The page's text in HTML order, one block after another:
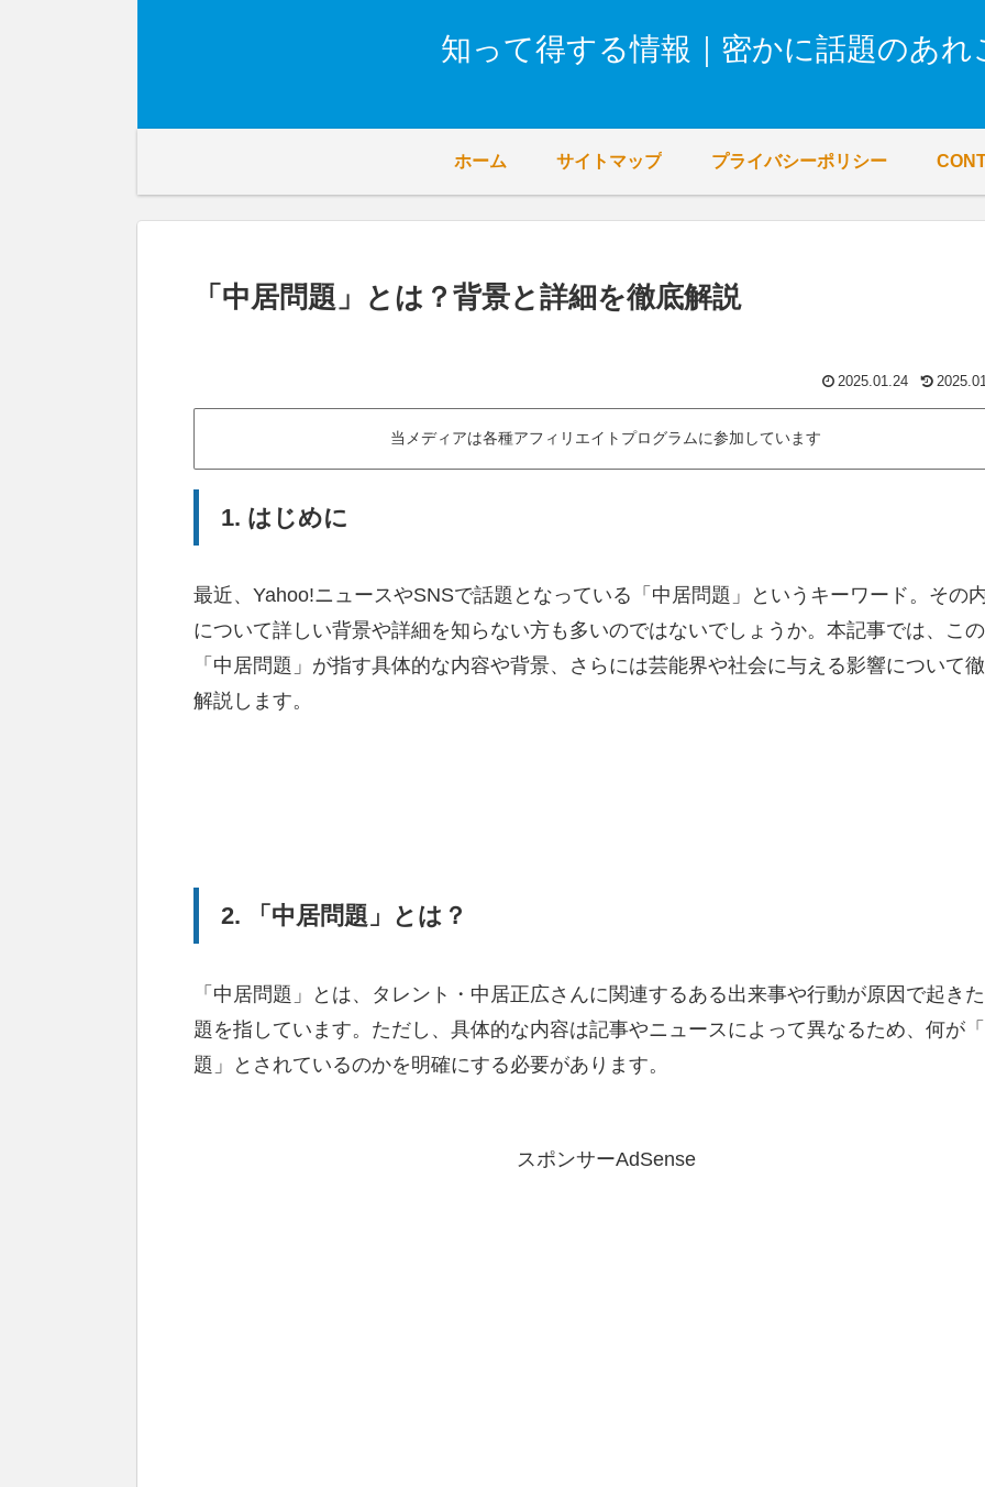
知って得する情報｜密かに話題のあれ
ホーム サイトマップ プライバシーポリシー
「中居問題」とは？背景と詳細を徹底解説
2025.01.24
当メディアは各種アフィリエイトプログラムに参加しています
1. はじめに
最近、Yahoo!ニュースやSNSで話題となっている「中居問題」というキーワード。その
について詳しい背景や詳細を知らない方も多いのではないでしょうか。本記事では、この
「中居問題」が指す具体的な内容や背景、さらには芸能界や社会に与える影響について
解説します。
2. 「中居問題」とは？
「中居問題」とは、タレント・中居正広さんに関連するある出来事や行動が原因で起き
題を指しています。ただし、具体的な内容は記事やニュースによって異なるため、何が
題」とされているのかを明確にする必要があります。
スポンサーAdSense